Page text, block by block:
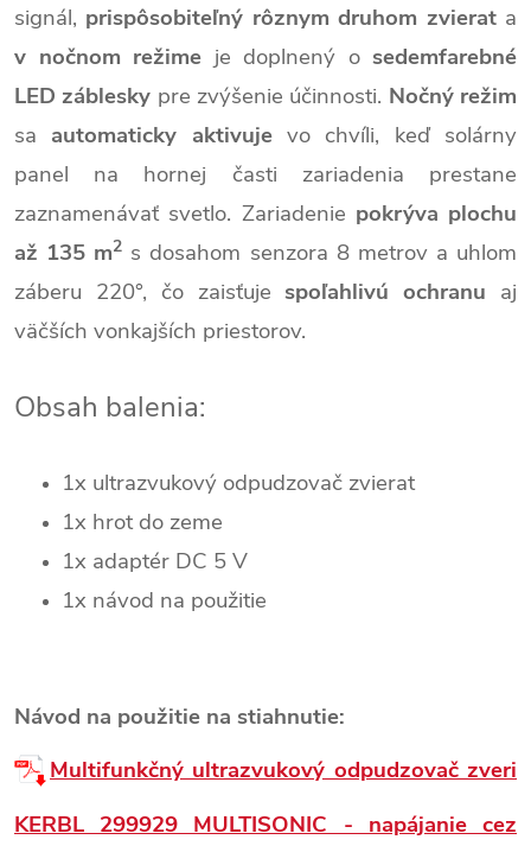
signál, prispôsobiteľný rôznym druhom zvierata
v nočnom režime je doplnený o sedemfarebné
LED záblesky pre zvýšenie účinnosti. Nočný režim
sa automaticky aktivujevo chvíli, keď solárny
panel na hornej časti zariadenia prestane
zaznamenávať svetlo. Zariadenie pokrýva plochu
až 135 m2 s dosahom senzora 8 metrov a uhlom
záberu 220°, čo zaisťujespoľahlivú ochranu aj
väčších vonkajších priestorov.
Obsah balenia:
1x ultrazvukový odpudzovač zvierat
1x hrot do zeme
1x adaptér DC 5 V
1x návod na použitie
Návod na použitie na stiahnutie:
Multifunkčný ultrazvukový odpudzovač zveri
KERBL 299929 MULTISONIC - napájanie cez